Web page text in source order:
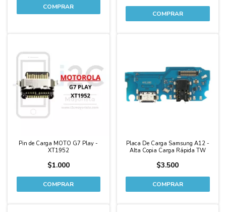
Pin de Carga MOTO G7 Play -
XT1952
$1.000
Placa De Carga Samsung A12 -
Alta Copia Carga Rápida TW
$3.500